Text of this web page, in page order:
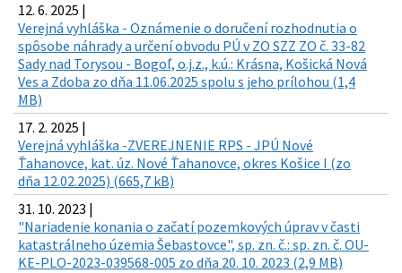
12. 6. 2025 |
Verejná vyhláška - Oznámenie o doručení rozhodnutia o
spôsobe náhrady a určení obvodu PÚ v ZO SZZ ZO č. 33-82
Sady nad Torysou - Bogoľ, o.j.z., k.ú.: Krásna, Košická Nová
Ves a Zdoba zo dňa 11.06.2025 spolu s jeho prílohou (1,4
MB)
17. 2. 2025 |
Verejná vyhláška -ZVEREJNENIE RPS - JPÚ Nové
Ťahanovce, kat. úz. Nové Ťahanovce, okres Košice I (zo
dňa 12.02.2025) (665,7 kB)
31. 10. 2023 |
"Nariadenie konania o začatí pozemkových úprav v časti
katastrálneho územia Šebastovce", sp. zn. č.: sp. zn. č. OU-
KE-PLO-2023-039568-005 zo dňa 20. 10. 2023 (2,9 MB)